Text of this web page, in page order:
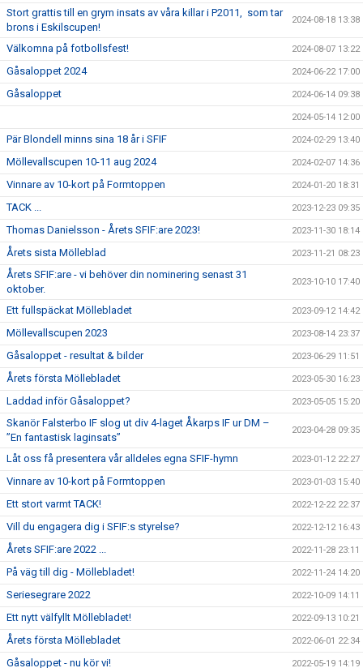
Stort grattis till en grym insats av våra killar i P2011, som tar
brons i Eskilscupen!
2024-08-18 13:38
Välkomna på fotbollsfest! 2024-08-07 13:22
Gåsaloppet 2024 2024-06-22 17:00
Gåsaloppet 2024-06-14 09:38
2024-05-14 12:00
Pär Blondell minns sina 18 år i SFIF 2024-02-29 13:40
Möllevallscupen 10-11 aug 2024 2024-02-07 14:36
Vinnare av 10-kort på Formtoppen 2024-01-20 18:31
TACK ... 2023-12-23 09:35
Thomas Danielsson - Årets SFIF:are 2023! 2023-11-30 18:14
Årets sista Mölleblad 2023-11-21 08:23
Årets SFIF:are - vi behöver din nominering senast 31
oktober.
2023-10-10 17:40
Ett fullspäckat Möllebladet 2023-09-12 14:42
Möllevallscupen 2023 2023-08-14 23:37
Gåsaloppet - resultat & bilder 2023-06-29 11:51
Årets första Möllebladet 2023-05-30 16:23
Laddad inför Gåsaloppet? 2023-05-05 15:20
Skanör Falsterbo IF slog ut div 4-laget Åkarps IF ur DM –
”En fantastisk laginsats”
2023-04-28 09:35
Låt oss få presentera vår alldeles egna SFIF-hymn 2023-01-12 22:27
Vinnare av 10-kort på Formtoppen 2023-01-03 15:40
Ett stort varmt TACK! 2022-12-22 22:37
Vill du engagera dig i SFIF:s styrelse? 2022-12-12 16:43
Årets SFIF:are 2022 ... 2022-11-28 23:11
På väg till dig - Möllebladet! 2022-11-24 14:20
Seriesegrare 2022 2022-10-09 14:11
Ett nytt välfyllt Möllebladet! 2022-09-13 10:21
Årets första Möllebladet 2022-06-01 22:34
Gåsaloppet - nu kör vi! 2022-05-19 14:19